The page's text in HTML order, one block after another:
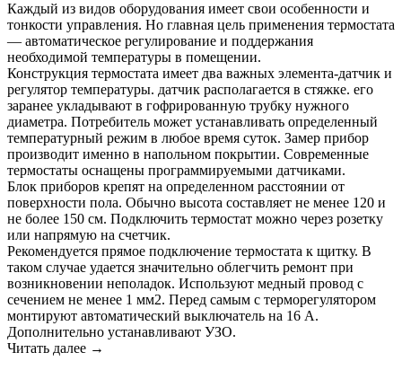
Каждый из видов оборудования имеет свои особенности и
тонкости управления. Но главная цель применения термостата
— автоматическое регулирование и поддержания
необходимой температуры в помещении.
Конструкция термостата имеет два важных элемента-датчик и
регулятор температуры. датчик располагается в стяжке. его
заранее укладывают в гофрированную трубку нужного
диаметра. Потребитель может устанавливать определенный
температурный режим в любое время суток. Замер прибор
производит именно в напольном покрытии. Современные
термостаты оснащены программируемыми датчиками.
Блок приборов крепят на определенном расстоянии от
поверхности пола. Обычно высота составляет не менее 120 и
не более 150 см. Подключить термостат можно через розетку
или напрямую на счетчик.
Рекомендуется прямое подключение термостата к щитку. В
таком случае удается значительно облегчить ремонт при
возникновении неполадок. Используют медный провод с
сечением не менее 1 мм2. Перед самым с терморегулятором
монтируют автоматический выключатель на 16 А.
Дополнительно устанавливают УЗО.
Читать далее →